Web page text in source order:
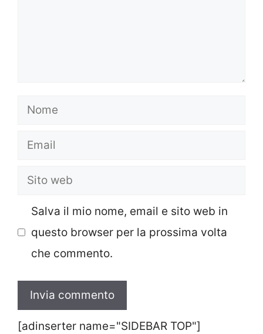
Nome
Email
Sito
Salva il mio nome, email e sito web in
questo browser per la prossima volta
che commento.
[adinserter name="SIDEBAR TOP"]